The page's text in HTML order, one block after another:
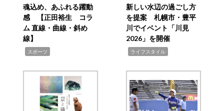
魂込め、あふれる躍動
感 【正田裕生 コラ
ム 直線・曲線・斜め
線】
スポーツ
新しい水辺の過ごし方
を提案 札幌市・豊平
川でイベント「川見
2026」を開催
ライフスタイル